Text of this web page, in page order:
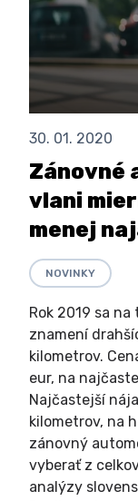
30. 01. 2020
Zánovné
vlani
menej
NOVINKY
Rok 2019 sa
znamení
kilometrov.
eur, na
Najčastejší
kilometrov, na
zánovný
vyberať z
analýzy